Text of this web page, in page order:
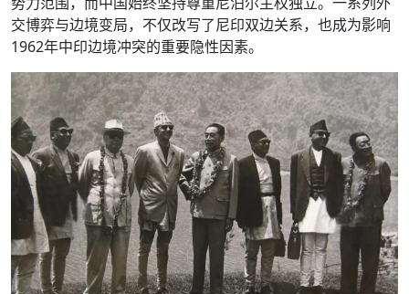
交博弈与边境变局，不仅改写了尼印双边关系，也成为影响
1962年中印边境冲突的重要隐性因素。